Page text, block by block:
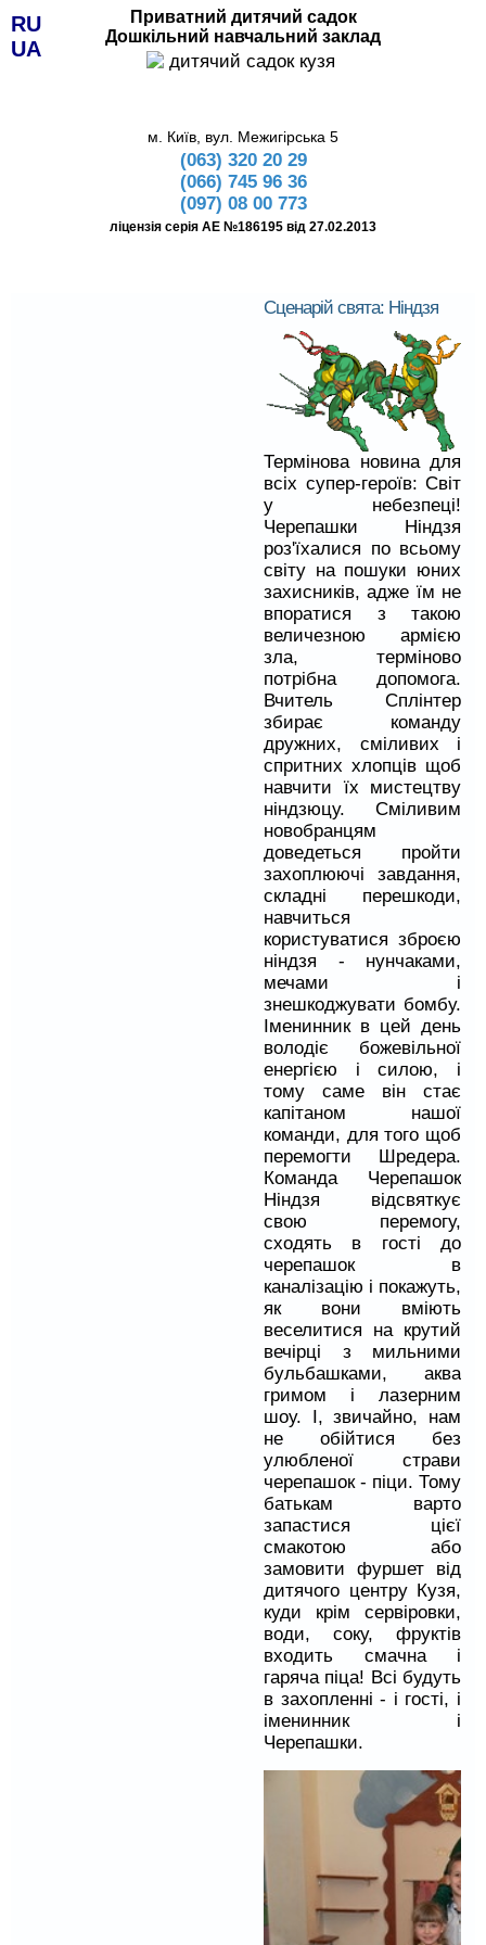
RU
UA
Приватний дитячий садок
Дошкільний навчальний заклад
м. Київ, вул. Межигірська 5
(063) 320 20 29
(066) 745 96 36
(097) 08 00 773
ліцензія серія АЕ №186195 від 27.02.2013
Сценарій свята: Ніндзя
Термінова новина для
всіх супер-героїв: Світ
у небезпеці!
Черепашки Ніндзя
роз'їхалися по всьому
світу на пошуки юних
захисників, адже їм не
впоратися з такою
величезною армією
зла, терміново
потрібна допомога.
Вчитель Сплінтер
збирає команду
дружних, сміливих і
спритних хлопців щоб
навчити їх мистецтву
ніндзюцу. Сміливим
новобранцям
доведеться пройти
захоплюючі завдання,
складні перешкоди,
навчиться
користуватися зброєю
ніндзя - нунчаками,
мечами і
знешкоджувати бомбу.
Іменинник в цей день
володіє божевільної
енергією і силою, і
тому саме він стає
капітаном нашої
команди, для того щоб
перемогти Шредера.
Команда Черепашок
Ніндзя відсвяткує
свою перемогу,
сходять в гості до
черепашок в
каналізацію і покажуть,
як вони вміють
веселитися на крутий
вечірці з мильними
бульбашками, аква
гримом і лазерним
шоу. І, звичайно, нам
не обійтися без
улюбленої страви
черепашок - піци. Тому
батькам варто
запастися цієї
смакотою або
замовити фуршет від
дитячого центру Кузя,
куди крім сервіровки,
води, соку, фруктів
входить смачна і
гаряча піца! Всі будуть
в захопленні - і гості, і
іменинник і
Черепашки.